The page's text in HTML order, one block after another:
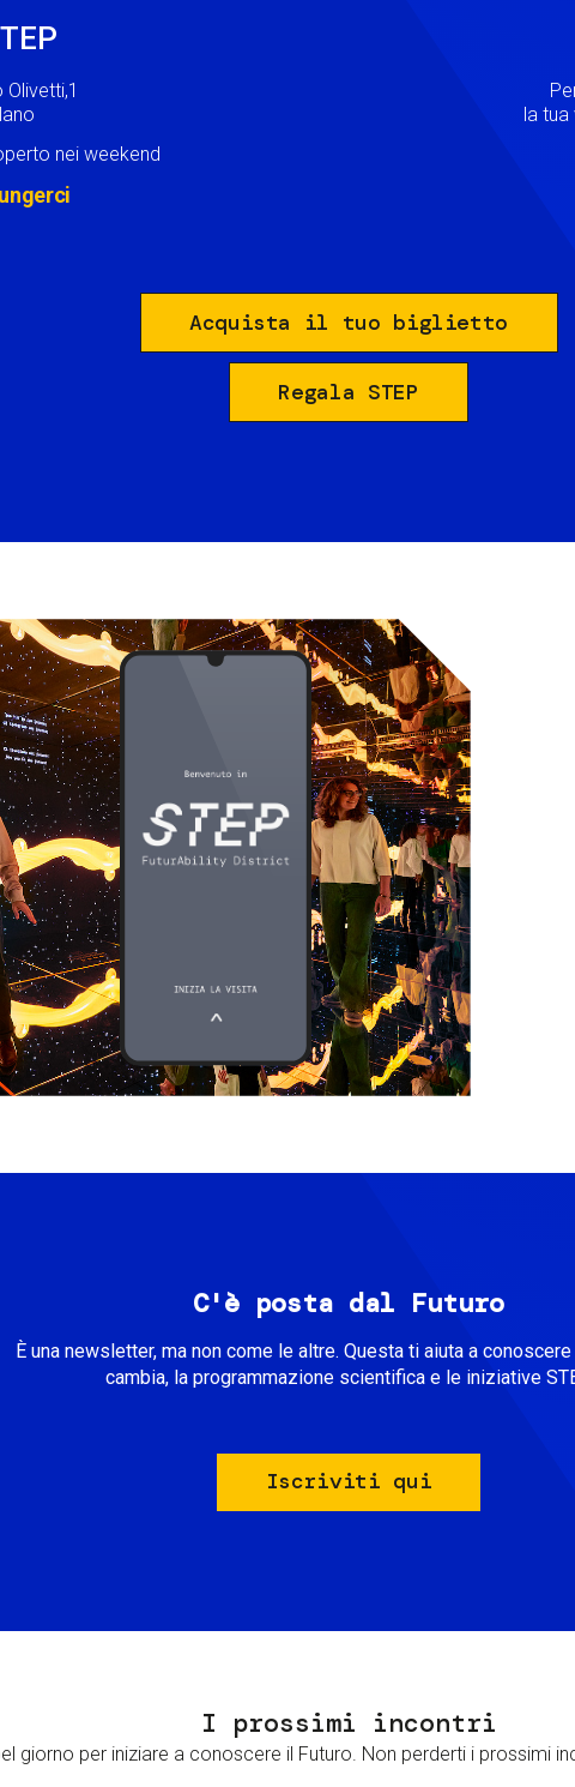
nei weekend
la
Acquista il tuo biglietto
Regala STEP
C'è posta dal Futuro
È una newsletter, ma non come le altre. Questa ti aiuta a
cambia, la programmazione scientifica e le iniziative
Iscriviti qui
I prossimi incontri
giorno per iniziare a conoscere il Futuro. Non perderti i prossimi